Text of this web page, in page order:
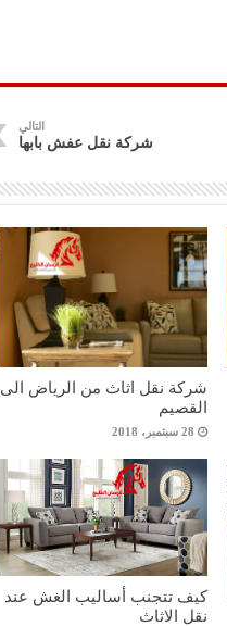
التالي
شركة نقل عفش بابها
شركة نقل اثاث من الرياض الى
القصيم
28 سبتمبر، 2018
كيف تتجنب أساليب الغش عند
نقل الاثاث